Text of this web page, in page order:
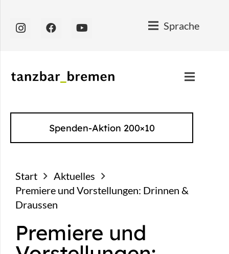
Sprache
Spenden-Aktion 200×10
Start
Aktuelles
Premiere und Vorstellungen: Drinnen &
Draussen
Premiere und